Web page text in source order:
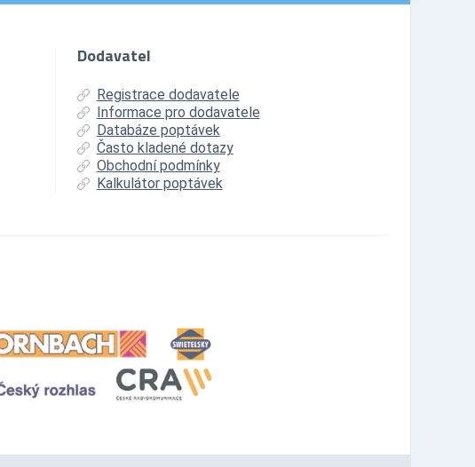
Dodavatel
Registrace dodavatele
Informace pro dodavatele
Databáze poptávek
Často kladené dotazy
Obchodní podmínky
Kalkulátor poptávek